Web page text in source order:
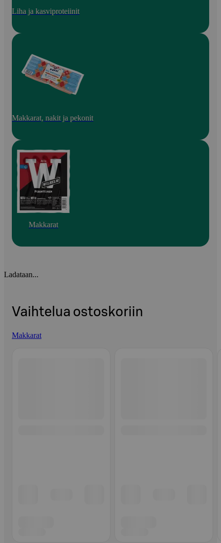
Liha ja kasviproteiinit
Makkarat, nakit ja pekonit
Makkarat
Ladataan...
Vaihtelua ostoskoriin
Makkarat